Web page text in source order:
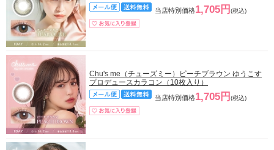
当店特別価格1,705円 (税込)
Chu's me（チューズミー）ピーチブラウン ゆうこす
プロデュースカラコン（10枚入り）
当店特別価格1,705円 (税込)